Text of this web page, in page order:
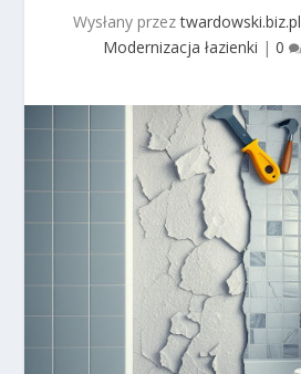
Wysłany przeztwardowski.biz.pl
Modernizacja łazienki | 0